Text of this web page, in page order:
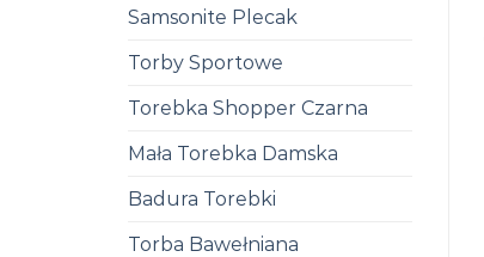
Samsonite Plecak
Torby Sportowe
Torebka Shopper Czarna
Mała Torebka Damska
Badura Torebki
Torba Bawełniana